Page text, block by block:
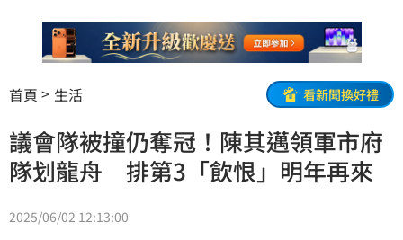
首頁 生活 看新聞換好禮
議會隊被撞仍奪冠！陳其邁領軍市府
隊划龍舟 排第3「飲恨」明年再來
2025/06/02 12:13:00